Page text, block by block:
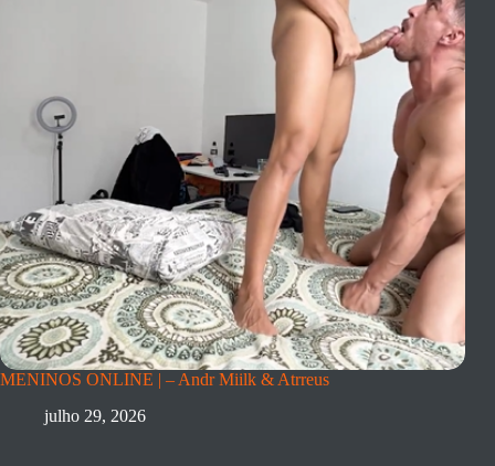
MENINOS ONLINE | – Andr Miilk & Atrreus
julho 29, 2026